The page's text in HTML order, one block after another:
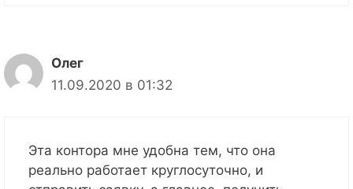
Олег
11.09.2020 в 01:32
Эта контора мне удобна тем, что она
реально работает круглосуточно, и